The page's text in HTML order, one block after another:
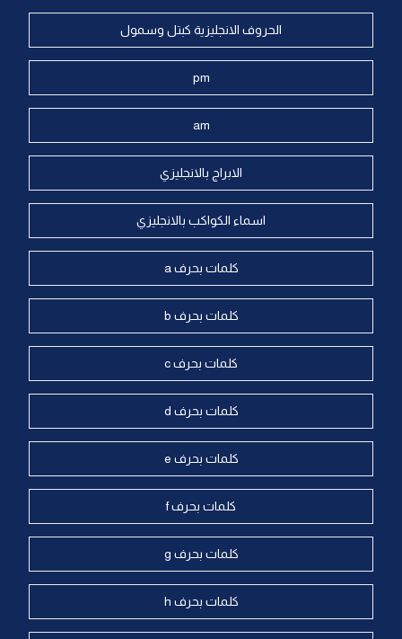
الحروف الانجليزية كبتل وسمول
pm
am
الابراج بالانجليزي
اسماء الكواكب بالانجليزي
كلمات بحرف a
كلمات بحرف b
كلمات بحرف c
كلمات بحرف d
كلمات بحرف e
كلمات بحرف f
كلمات بحرف g
كلمات بحرف h